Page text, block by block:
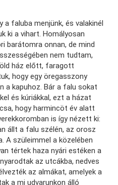
faluba menjünk, és valakinél
ki a vihart. Homályosan
barátomra onnan, de mind
nem tudtam,
ház előtt, faragott
hogy egy öregasszony
a kapuhoz. Bár a falu sokat
és kúriákkal, ezt a házat
hogy harmincöt év alatt
is így nézett ki:
állt a falu szélén, az orosz
A szüleimmel a közelében
tértek haza nyári estéken a
az utcákba, nedves
az almákat, amelyek a
a mi udvarunkon álló